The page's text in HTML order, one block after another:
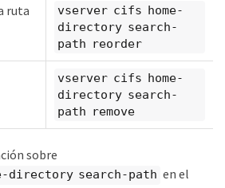
ruta
vserver cifs home-
directory search-
path reorder
vserver cifs home-
directory search-
path remove
sobre
directory search-path en el